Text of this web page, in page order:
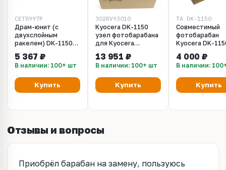
CET8997P
Драм-юнит (c
двухслойным
ракелем) DK-1150
ECOSYS
P2235dn/2040dn/M2135dn/2635dn/2040dn/2540dn
(CET), 150000 стр.,
CET8997P
5 367 ₽
В наличии: 100+ шт
Купить
302RV93010
Kyocera DK-1150
узел фотобарабана
для Kyocera
P2235dn, P2235dw,
M2040dn, M2540dn,
M2540dw, M2135dn,
M2635dn, M2635dw,
M2640idw, M2735dw
13 951 ₽
В наличии: 100+ шт
Купить
TA_DK-1150
Совместимый
фотобарабан
Kyocera DK-
P2040dn,
P2235dn,
M2040dn,
M2540dw,
M2635dn,
4 000 ₽
В наличии:
Купить
Отзывы и вопросы
Приобрёл барабан на замену, пользуюсь